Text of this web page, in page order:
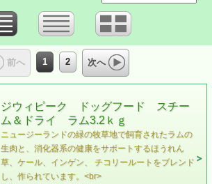
前へ 1 2 次へ
ジウィピーク ドッグフード スチー
ム＆ドライ ラム3.2ｋｇ
ニュージーランドの緑の牧草地で飼育されたラムの
⽣⾁と、消化器系の健康をサポートするほうれん
草、ケール、インゲン、 チコリールートをブレンド
し、作られています。<br>